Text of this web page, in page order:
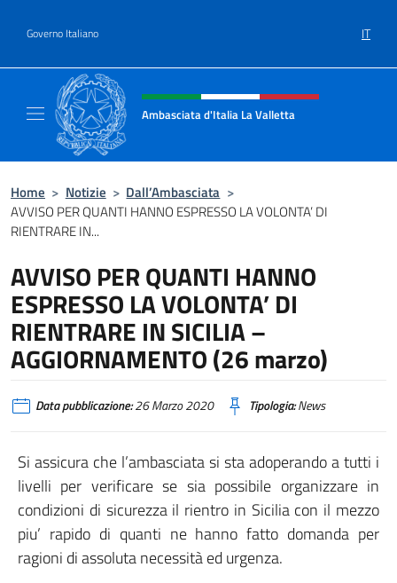
Governo Italiano IT
Intestazione sito, social e menù
Ambasciata d'Italia La Valletta
Home > Notizie > Dall’Ambasciata >
AVVISO PER QUANTI HANNO ESPRESSO LA VOLONTA’ DI
RIENTRARE IN...
AVVISO PER QUANTI HANNO
ESPRESSO LA VOLONTA’ DI
RIENTRARE IN SICILIA –
AGGIORNAMENTO (26 marzo)
Data pubblicazione:26 Marzo 2020 Tipologia:News
Si assicura che l’ambasciata si sta adoperando a tutti i
livelli per verificare se sia possibile organizzare in
condizioni di sicurezza il rientro in Sicilia con il mezzo
piu’ rapido di quanti ne hanno fatto domanda per
ragioni di assoluta necessità ed urgenza.